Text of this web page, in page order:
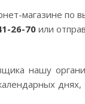
магазине по
26-70 или
нашу